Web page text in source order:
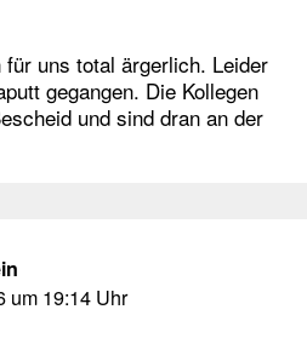
uns total ärgerlich. Leider
gegangen. Die Kollegen
und sind dran an der
um 19:14 Uhr